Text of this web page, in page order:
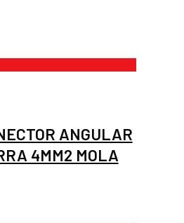
ANGULAR
4MM2 MOLA